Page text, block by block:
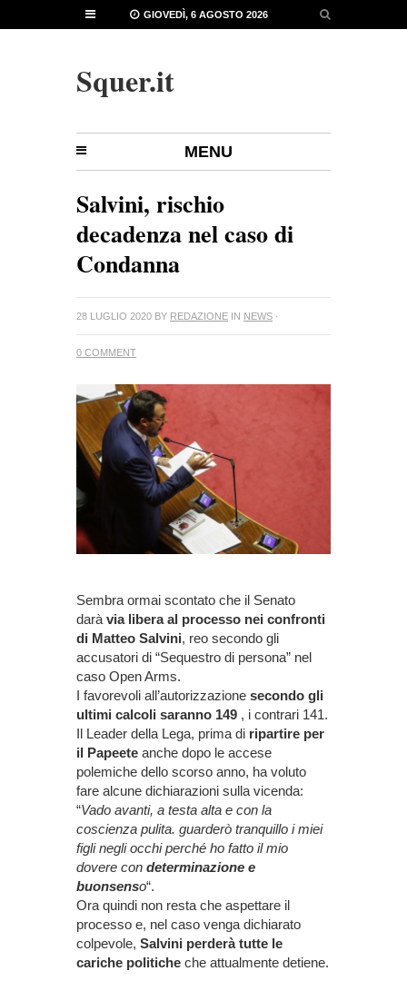
GIOVEDÌ, 6 AGOSTO 2026
Squer.it
MENU
Salvini, rischio
decadenza nel caso di
Condanna
28 LUGLIO 2020 BY REDAZIONE IN NEWS ·
0 COMMENT
Sembra ormai scontato che il Senato
darà via libera al processo nei confronti
di Matteo Salvini, reo secondo gli
accusatori di “Sequestro di persona” nel
caso Open Arms.
I favorevoli all’autorizzazione secondo gli
ultimi calcoli saranno 149 , i contrari 141.
Il Leader della Lega, prima di ripartire per
il Papeete anche dopo le accese
polemiche dello scorso anno, ha voluto
fare alcune dichiarazioni sulla vicenda:
“Vado avanti, a testa alta e con la
coscienza pulita. guarderò tranquillo i miei
figli negli occhi perché ho fatto il mio
dovere con determinazione e
buonsenso“.
Ora quindi non resta che aspettare il
processo e, nel caso venga dichiarato
colpevole, Salvini perderà tutte le
cariche politiche che attualmente detiene.